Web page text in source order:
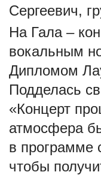
Сергеевич,
На Гала –
вокальным
Дипломом
Подделась
«Концерт
атмосфера
в программе
чтобы